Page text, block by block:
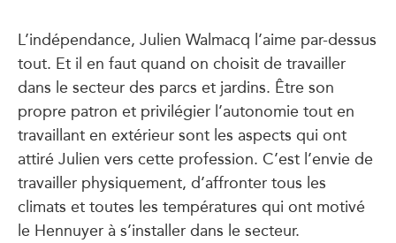
L’indépendance, Julien Walmacq l’aime par-dessus
tout. Et il en faut quand on choisit de travailler
dans le secteur des parcs et jardins. Être son
propre patron et privilégier l’autonomie tout en
travaillant en extérieur sont les aspects qui ont
attiré Julien vers cette profession. C’est l’envie de
travailler physiquement, d’affronter tous les
climats et toutes les températures qui ont motivé
le Hennuyer à s’installer dans le secteur.